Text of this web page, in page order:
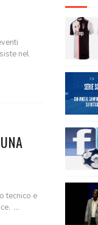
nel
tecnico e
...